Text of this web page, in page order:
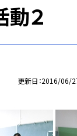
動２
更新日 2016/06/